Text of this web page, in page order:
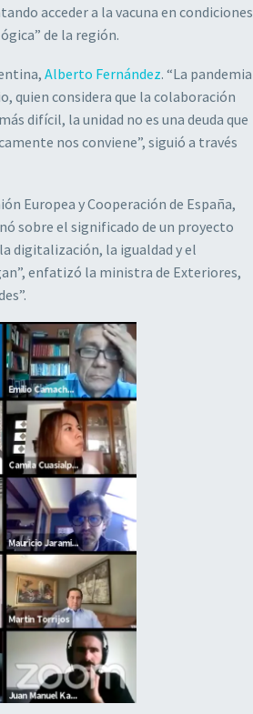
acceder a la vacuna en condiciones
de la región.
Alberto Fernández. “La pandemia
quien considera que la colaboración
difícil, la unidad no es una deuda que
nos conviene”, siguió a través
Europea y Cooperación de España,
sobre el significado de un proyecto
digitalización, la igualdad y el
enfatizó la ministra de Exteriores,